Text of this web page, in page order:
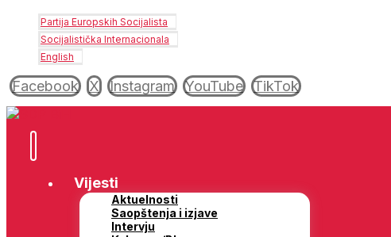
Partija Europskih Socijalista
Socijalistička Internacionala
English
Facebook X Instagram YouTube TikTok
Vijesti
Aktuelnosti
Saopštenja i izjave
Intervju